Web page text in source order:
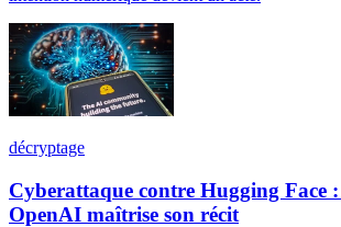
décryptage
Cyberattaque contre Hugging Face
OpenAI maîtrise son récit